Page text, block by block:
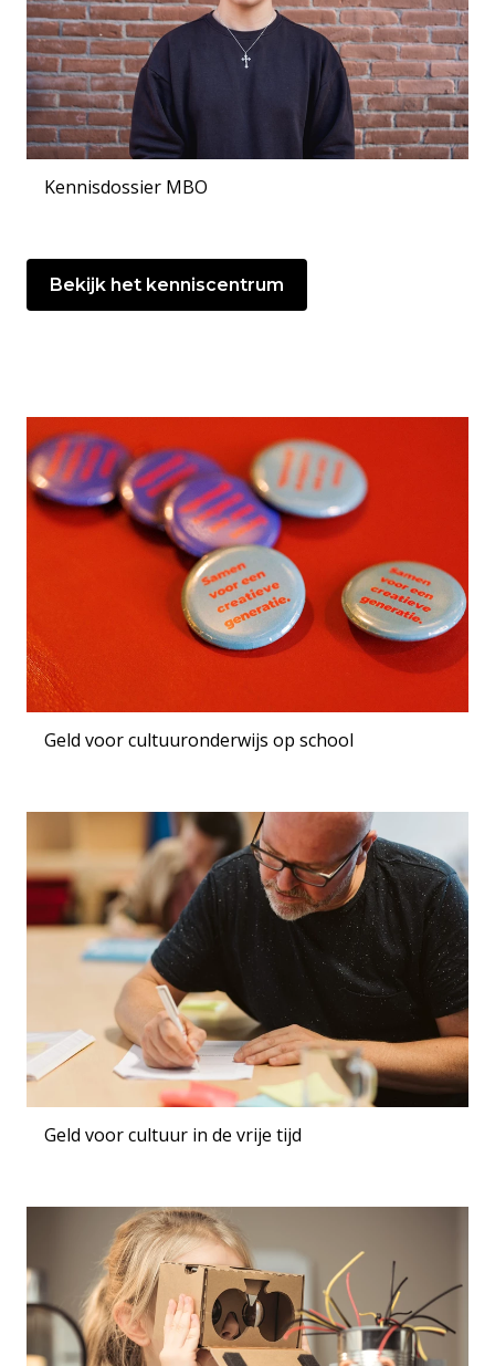
Kennisdossier MBO
Bekijk het kenniscentrum
Geld voor cultuuronderwijs op school
Geld voor cultuur in de vrije tijd